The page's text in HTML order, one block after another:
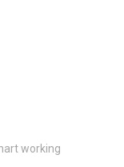
working